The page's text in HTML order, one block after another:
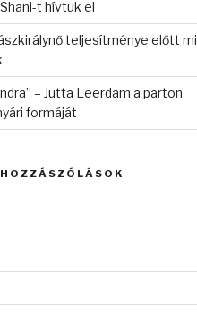
t hívtuk el
teljesítménye előtt mi
– Jutta Leerdam a parton
formáját